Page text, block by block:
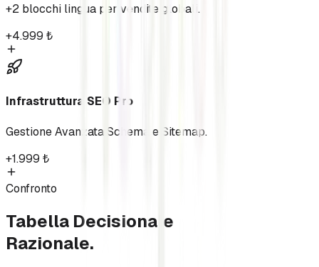
+2 blocchi lingua per vendite globali.
+4.999 ₺
Infrastruttura SEO Pro
Gestione Avanzata Schema e Sitemap.
+1.999 ₺
Confronto
Tabella Decisionale
Razionale.